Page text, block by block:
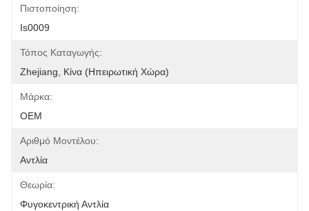
Πιστοποίηση:
Is0009
Τόπος Καταγωγής:
Zhejiang, Κίνα (ηπειρωτική Χώρα)
Μάρκα:
OEM
Αριθμό Μοντέλου:
Αντλία
Θεωρία:
Φυγοκεντρική Αντλία